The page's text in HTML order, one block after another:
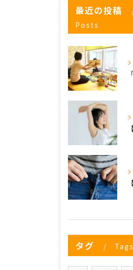
最近の投稿
Posts
タグ Tags